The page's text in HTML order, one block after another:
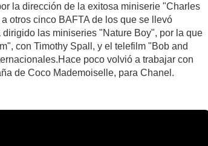
la dirección de la exitosa miniserie "Charles
otros cinco BAFTA de los que se llevó
las miniseries "Nature Boy", por la que
con Timothy Spall, y el telefilm "Bob and
poco volvió a trabajar con
de Coco Mademoiselle, para Chanel.